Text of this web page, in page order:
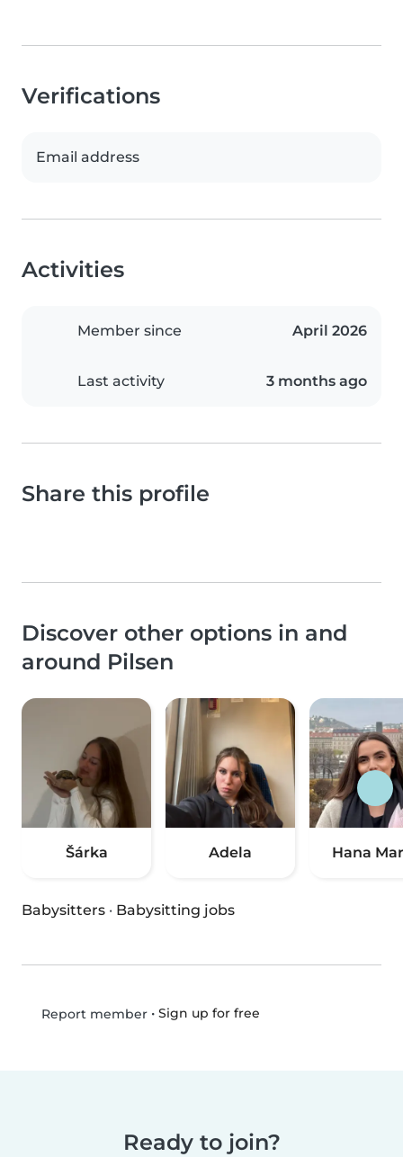
Verifications
Email address
Activities
Member since April 2026
Last activity 3 months ago
Share this profile
Discover other options in and
around Pilsen
Šárka Adela Hana
Babysitters · Babysitting jobs
Report member• Sign up for free
Ready to join?